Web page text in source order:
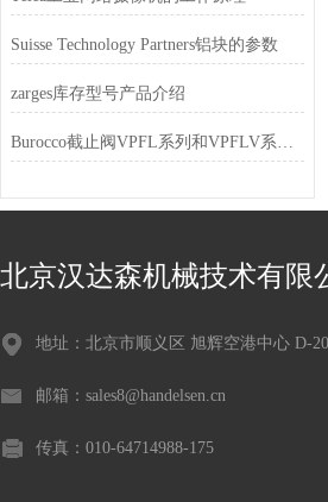
Suisse Technology Partners铝块的参数
zarges库存型号产品介绍
Burocco截止阀VPFL系列和VPFLV系列不同
北京汉达森机械技术有限
地址：北京市顺义区 旭辉空港中心 D-
邮箱：sales8@handelsen.cn
传真：010-64714988-175